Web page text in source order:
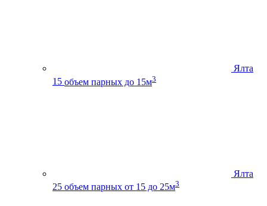
Ялта
15 объем парных до 15м3
Ялта
25 объем парных от 15 до 25м3